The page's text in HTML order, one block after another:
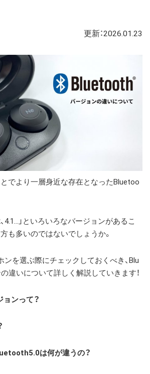
更新：2026.01.23
でより一層身近な存在となったBluetoo
、4.1…」といろいろなバージョンがあるこ
も多いのではないでしょうか。
ンを選ぶ際にチェックしておくべき、Blu
違いについて詳しく解説していきます！
ンって？
は何が違うの？